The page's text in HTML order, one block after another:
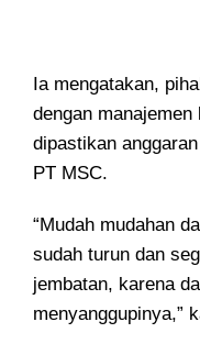
Ia mengatakan,
dengan
dipastikan
PT MSC.
“Mudah mudahan
sudah turun dan
jembatan, karena
menyanggupinya,”